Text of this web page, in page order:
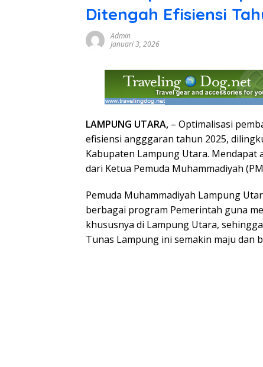
Ditengah Efisiensi
Admin
Januari 3, 2026
LAMPUNG UTARA, – Optimalisasi
efisiensi angggaran tahun 2025,
Kabupaten Lampung Utara. Mendapat
dari Ketua Pemuda Muhammadiyah
Pemuda Muhammadiyah Lampung
berbagai program Pemerintah guna
khususnya di Lampung Utara,
Tunas Lampung ini semakin maju dan